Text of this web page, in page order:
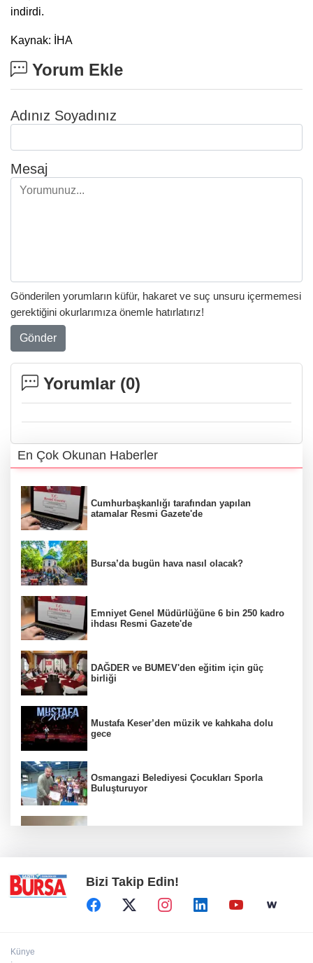
indirdi.
Kaynak: İHA
Yorum Ekle
Adınız Soyadınız
Mesaj
Gönderilen yorumların küfür, hakaret ve suç unsuru içermemesi
gerektiğini okurlarımıza önemle hatırlatırız!
Gönder
Yorumlar (0)
En Çok Okunan Haberler
Cumhurbaşkanlığı tarafından yapılan
atamalar Resmi Gazete'de
Bursa’da bugün hava nasıl olacak?
Emniyet Genel Müdürlüğüne 6 bin 250 kadro
ihdası Resmi Gazete'de
DAĞDER ve BUMEV'den eğitim için güç
birliği
Mustafa Keser’den müzik ve kahkaha dolu
gece
Osmangazi Belediyesi Çocukları Sporla
Buluşturuyor
Bizi Takip Edin!
Künye